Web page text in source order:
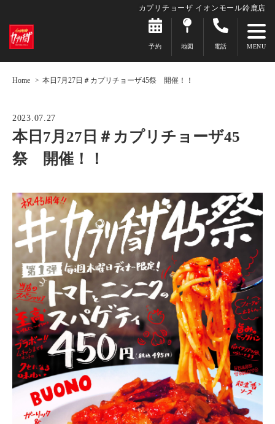
カプリチョーザ イオンモール鈴鹿店
予約 地図 電話
Home 本日7月27日＃カプリチョーザ45祭 開催！！
2023.07.27
本日7月27日＃カプリチョーザ45
祭 開催！！